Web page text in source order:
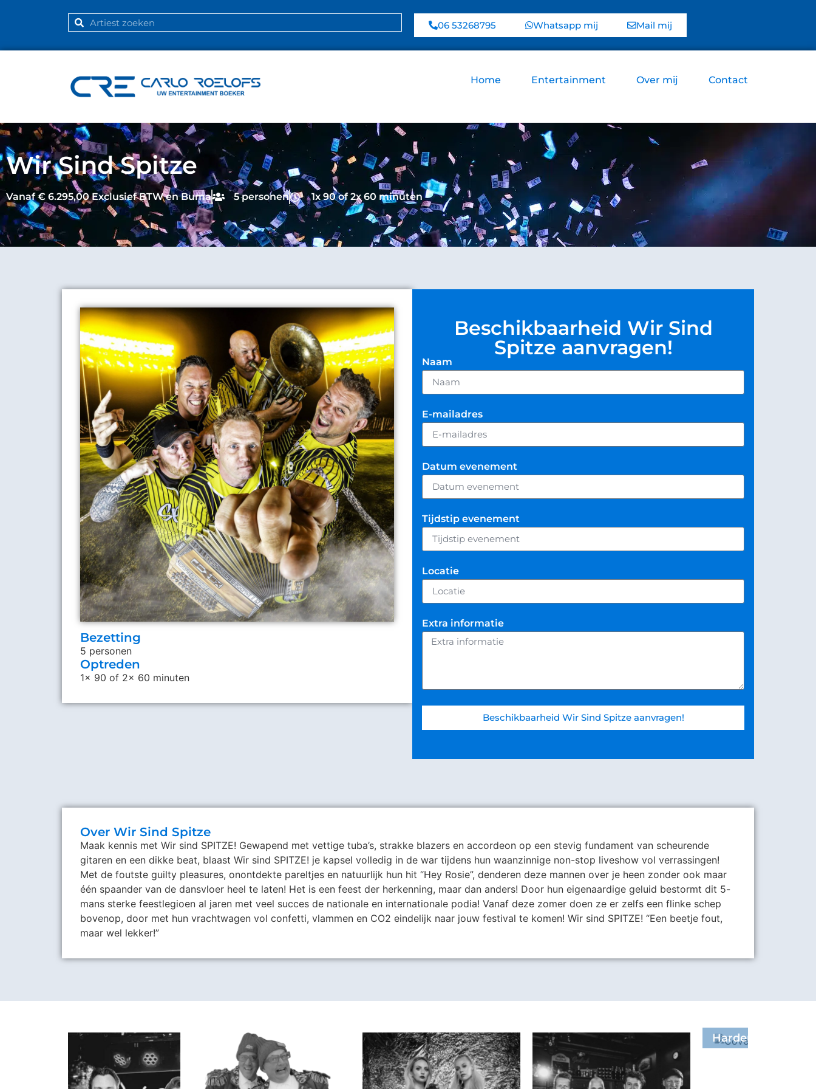
06 53268795 Whatsapp mij Mail mij
Home Entertainment Over mij Contact
Wir Sind Spitze
Vanaf € 6.295,00 Exclusief BTW en Buma 5 personen 1x 90 of 2x 60 minuten
Bezetting
5 personen
Optreden
1x 90 of 2x 60 minuten
Beschikbaarheid Wir Sind
Spitze aanvragen!
Naam
E-mailadres
Datum evenement
Tijdstip evenement
Locatie
Extra informatie
Beschikbaarheid Wir Sind Spitze aanvragen!
Over Wir Sind Spitze
Maak kennis met Wir sind SPITZE! Gewapend met vettige tuba’s, strakke blazers en accordeon op een stevig fundament van scheurende
gitaren en een dikke beat, blaast Wir sind SPITZE! je kapsel volledig in de war tijdens hun waanzinnige non-stop liveshow vol verrassingen!
Met de foutste guilty pleasures, onontdekte pareltjes en natuurlijk hun hit “Hey Rosie”, denderen deze mannen over je heen zonder ook maar
één spaander van de dansvloer heel te laten! Het is een feest der herkenning, maar dan anders! Door hun eigenaardige geluid bestormt dit 5-
mans sterke feestlegioen al jaren met veel succes de nationale en internationale podia! Vanaf deze zomer doen ze er zelfs een flinke schep
bovenop, door met hun vrachtwagen vol confetti, vlammen en CO2 eindelijk naar jouw festival te komen! Wir sind SPITZE! “Een beetje fout,
maar wel lekker!”
Harder!